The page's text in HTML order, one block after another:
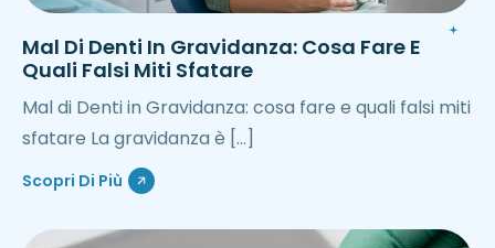
Mal Di Denti In Gravidanza: Cosa Fare E
Quali Falsi Miti Sfatare
Mal di Denti in Gravidanza: cosa fare e quali falsi miti
sfatare La gravidanza è […]
Scopri Di Più